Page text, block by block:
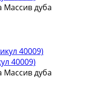
Массив дуба
40009)
Массив дуба